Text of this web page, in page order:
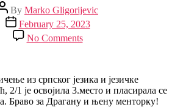
PostBy Marko Gligorijevic
Post
date
February 25, 2023
No Commentson
3.
такмичењу
из
српског
из српског језика и језичке
2/1 је освојила 3.место и пласирала се
Браво за Драгану и њену менторку!